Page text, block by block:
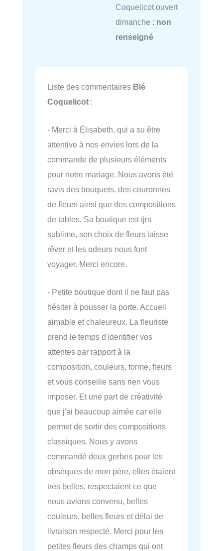
Coquelicot ouvert
dimanche : non
renseigné
Liste des commentaires Blé
Coquelicot :
- Merci à Élisabeth, qui a su être
attentive à nos envies lors de la
commande de plusieurs éléments
pour notre mariage. Nous avons été
ravis des bouquets, des couronnes
de fleurs ainsi que des compositions
de tables. Sa boutique est tjrs
sublime, son choix de fleurs laisse
rêver et les odeurs nous font
voyager. Merci encore.
- Petite boutique dont il ne faut pas
hésiter à pousser la porte. Accueil
aimable et chaleureux. La fleuriste
prend le temps d'identifier vos
attentes par rapport à la
composition, couleurs, forme, fleurs
et vous conseille sans rien vous
imposer. Et une part de créativité
que j'ai beaucoup aimée car elle
permet de sortir des compositions
classiques. Nous y avons
commandé deux gerbes pour les
obsèques de mon père, elles étaient
très belles, respectaient ce que
nous avions convenu, belles
couleurs, belles fleurs et délai de
livraison respecté. Merci pour les
petites fleurs des champs qui ont